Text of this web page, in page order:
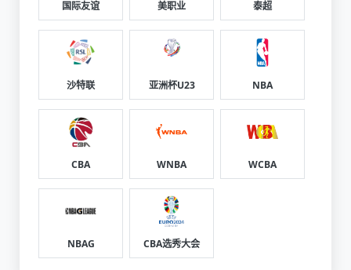
国际友谊 美职业 泰超
沙特联 亚洲杯U23 NBA
CBA WNBA WCBA
NBAG CBA选秀大会